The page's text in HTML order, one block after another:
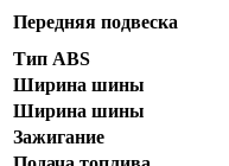
Передняя подвеска
Тип ABS
Ширина шины
Ширина шины
Зажигание